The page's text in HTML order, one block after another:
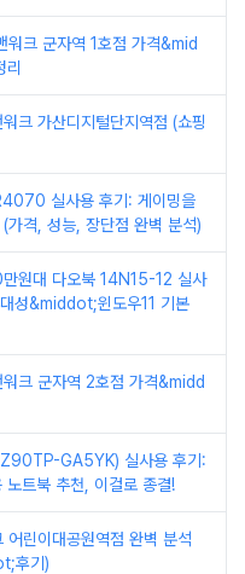
워크 군자역 1호점 가격&mid
크 가산디지털단지역점 (쇼핑
실사용 후기: 게이밍을
가격, 성능, 장단점 완벽 분석)
원대 다오북 14N15-12 실사
성&middot;윈도우11 기본
크 군자역 2호점 가격&midd
GA5YK) 실사용 후기:
트북 추천, 이걸로 종결!
린이대공원역점 완벽 분석
후기)